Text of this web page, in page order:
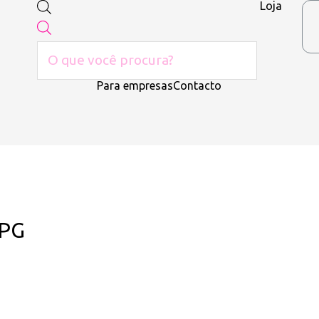
Loja
Para empresasContacto